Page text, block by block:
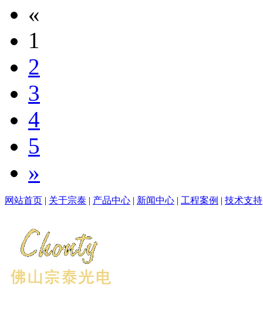
«
1
2
3
4
5
»
网站首页 | 关于宗泰 | 产品中心 | 新闻中心 | 工程案例 | 技术支持